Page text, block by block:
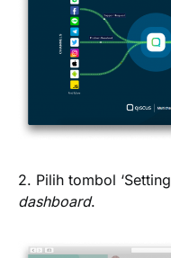
2. Pilih tombol ‘Setting
dashboard.